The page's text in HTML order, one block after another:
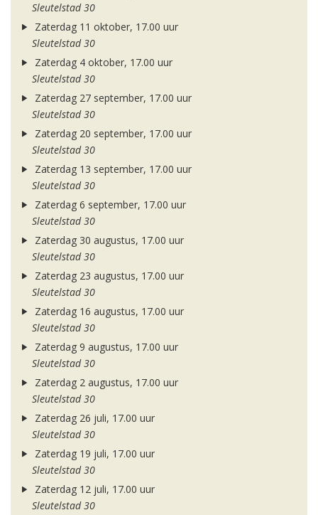
Sleutelstad 30
Zaterdag 11 oktober, 17.00 uur
Sleutelstad 30
Zaterdag 4 oktober, 17.00 uur
Sleutelstad 30
Zaterdag 27 september, 17.00 uur
Sleutelstad 30
Zaterdag 20 september, 17.00 uur
Sleutelstad 30
Zaterdag 13 september, 17.00 uur
Sleutelstad 30
Zaterdag 6 september, 17.00 uur
Sleutelstad 30
Zaterdag 30 augustus, 17.00 uur
Sleutelstad 30
Zaterdag 23 augustus, 17.00 uur
Sleutelstad 30
Zaterdag 16 augustus, 17.00 uur
Sleutelstad 30
Zaterdag 9 augustus, 17.00 uur
Sleutelstad 30
Zaterdag 2 augustus, 17.00 uur
Sleutelstad 30
Zaterdag 26 juli, 17.00 uur
Sleutelstad 30
Zaterdag 19 juli, 17.00 uur
Sleutelstad 30
Zaterdag 12 juli, 17.00 uur
Sleutelstad 30